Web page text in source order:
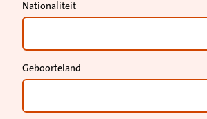
Nationaliteit
Geboorteland